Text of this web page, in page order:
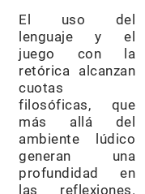
El uso del
lenguaje y el
juego con la
retórica alcanzan
cuotas
filosóficas, que
más allá del
ambiente lúdico
generan una
profundidad en
las reflexiones.